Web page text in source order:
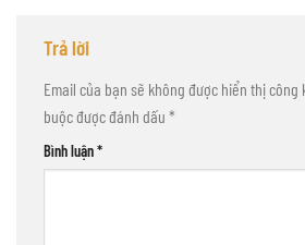
Trả lời
Email của bạn sẽ không được hiển thị công
buộc được đánh dấu *
Bình luận*